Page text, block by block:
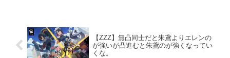
【ZZZ】無凸同士だと朱鳶よりエレンの
が強いが凸進むと朱鳶のが強くなってい
くな。